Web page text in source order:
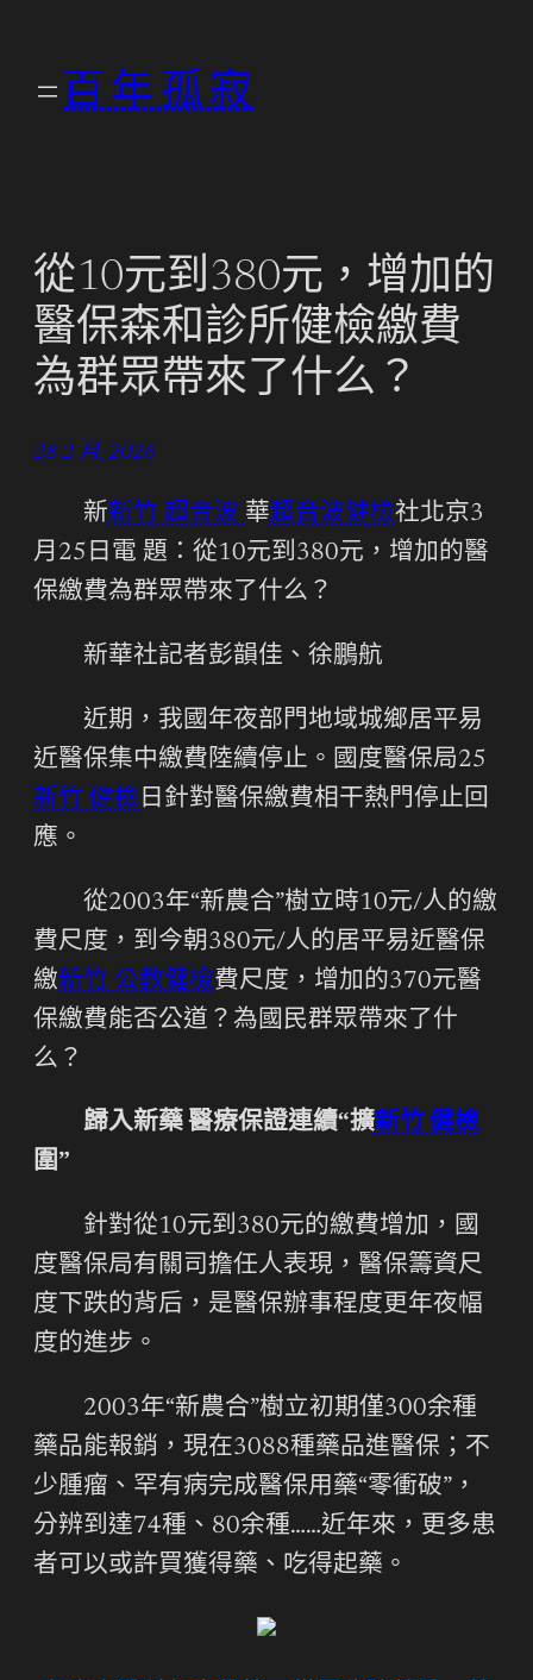
百年孤寂
從10元到380元，增加的
醫保森和診所健檢繳費
為群眾帶來了什么？
28 2 月, 2026
新新竹 超音波 華超音波健檢社北京3
月25日電 題：從10元到380元，增加的醫
保繳費為群眾帶來了什么？
新華社記者彭韻佳、徐鵬航
近期，我國年夜部門地域城鄉居平易
近醫保集中繳費陸續停止。國度醫保局25
新竹 健檢 日針對醫保繳費相干熱門停止回
應。
從2003年“新農合”樹立時10元/人的繳
費尺度，到今朝380元/人的居平易近醫保
繳新竹 公教健檢費尺度，增加的370元醫
保繳費能否公道？為國民群眾帶來了什
么？
歸入新藥 醫療保證連續“擴新竹 健檢
圍”
針對從10元到380元的繳費增加，國
度醫保局有關司擔任人表現，醫保籌資尺
度下跌的背后，是醫保辦事程度更年夜幅
度的進步。
2003年“新農合”樹立初期僅300余種
藥品能報銷，現在3088種藥品進醫保；不
少腫瘤、罕有病完成醫保用藥“零衝破”，
分辨到達74種、80余種……近年來，更多患
者可以或許買獲得藥、吃得起藥。